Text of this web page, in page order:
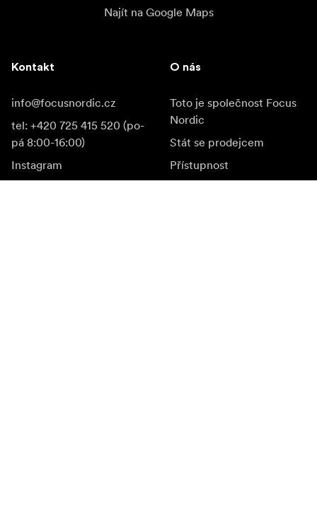
Najít na Google Maps
Kontakt
info@focusnordic.cz
tel: +420 725 415 520 (po-
pá 8:00-16:00)
Instagram
O nás
Toto je společnost Focus
Nordic
Stát se prodejcem
Přístupnost